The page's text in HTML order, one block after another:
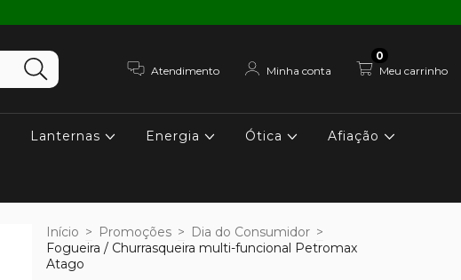
Atendimento Minha conta Meu carrinho
0
Lanternas Energia Ótica Afiação
Início > Promoções > Dia do Consumidor >
Fogueira / Churrasqueira multi-funcional Petromax
Atago